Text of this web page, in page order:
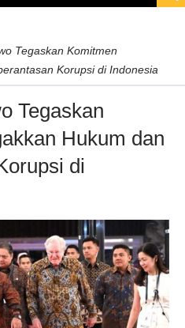
Tegaskan Komitmen
Korupsi di Indonesia
Tegaskan
Hukum dan
di